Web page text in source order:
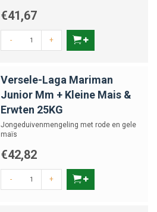
€41,67
- +
Versele-Laga Mariman
Junior Mm + Kleine Mais &
Erwten 25KG
Jongeduivenmengeling met rode en gele
maïs
€42,82
- +